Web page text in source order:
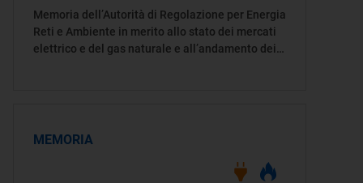
Memoria dell’Autorità di Regolazione per Energia
Reti e Ambiente in merito allo stato dei mercati
elettrico e del gas naturale e all’andamento dei
MEMORIA